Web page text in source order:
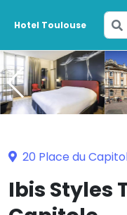
Hotel Toulouse
20 Place du
Ibis Styles